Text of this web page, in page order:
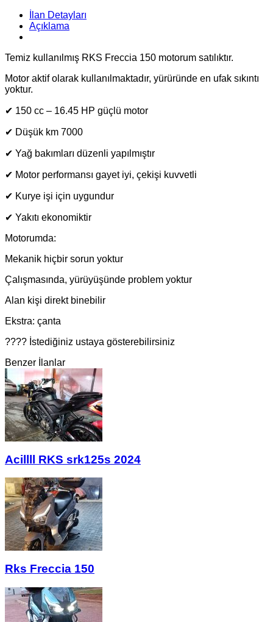
İlan Detayları
Açıklama
Temiz kullanılmış RKS Freccia 150 motorum satılıktır.
Motor aktif olarak kullanılmaktadır, yürüründe en ufak sıkıntı
yoktur.
✔ 150 cc – 16.45 HP güçlü motor
✔ Düşük km 7000
✔ Yağ bakımları düzenli yapılmıştır
✔ Motor performansı gayet iyi, çekişi kuvvetli
✔ Kurye işi için uygundur
✔ Yakıtı ekonomiktir
Motorumda:
Mekanik hiçbir sorun yoktur
Çalışmasında, yürüyüşünde problem yoktur
Alan kişi direkt binebilir
Ekstra: çanta
???? İstediğiniz ustaya gösterebilirsiniz
Benzer İlanlar
Acillll RKS srk125s 2024
Rks Freccia 150